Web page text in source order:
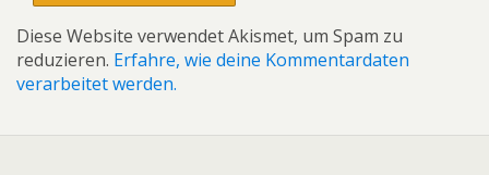
Diese Website verwendet Akismet, um Spam zu
reduzieren. Erfahre, wie deine Kommentardaten
verarbeitet werden.